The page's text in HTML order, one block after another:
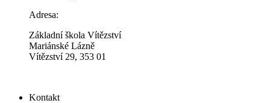
Adresa:
Základní škola Vítězství
Mariánské Lázně
Vítězství 29, 353 01
Kontakt